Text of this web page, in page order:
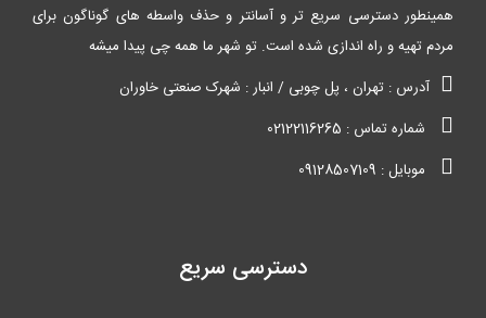
همینطور دسترسی سریع تر و آسانتر و حذف واسطه های گوناگون برای
مردم تهیه و راه اندازی شده است. تو شهر ما همه چی پیدا میشه
آدرس : تهران ، پل چوبی / انبار : شهرک صنعتی خاوران
شماره تماس : 02122116265
موبایل : 09128507109
دسترسی سریع